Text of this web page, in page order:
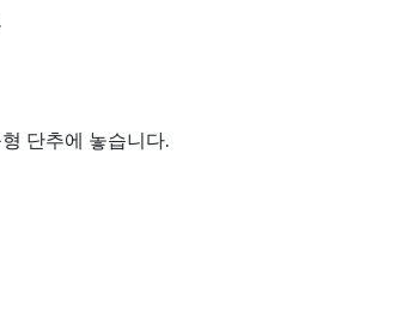
단추에 놓습니다.